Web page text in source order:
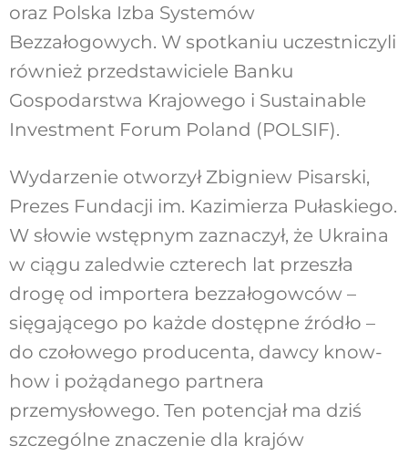
oraz Polska Izba Systemów
Bezzałogowych. W spotkaniu uczestniczyli
również przedstawiciele Banku
Gospodarstwa Krajowego i Sustainable
Investment Forum Poland (POLSIF).
Wydarzenie otworzył Zbigniew Pisarski,
Prezes Fundacji im. Kazimierza Pułaskiego.
W słowie wstępnym zaznaczył, że Ukraina
w ciągu zaledwie czterech lat przeszła
drogę od importera bezzałogowców –
sięgającego po każde dostępne źródło –
do czołowego producenta, dawcy know-
how i pożądanego partnera
przemysłowego. Ten potencjał ma dziś
szczególne znaczenie dla krajów